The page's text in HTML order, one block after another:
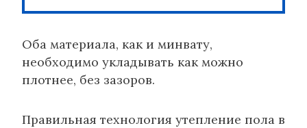
Оба материала, как и минвату,
необходимо укладывать как можно
плотнее, без зазоров.
Правильная технология утепление пола в